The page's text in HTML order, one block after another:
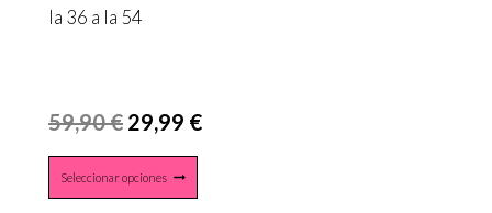
la 36 a la 54
59,90€ El
precio
original
29,99 €El
Seleccionar opciones
producto